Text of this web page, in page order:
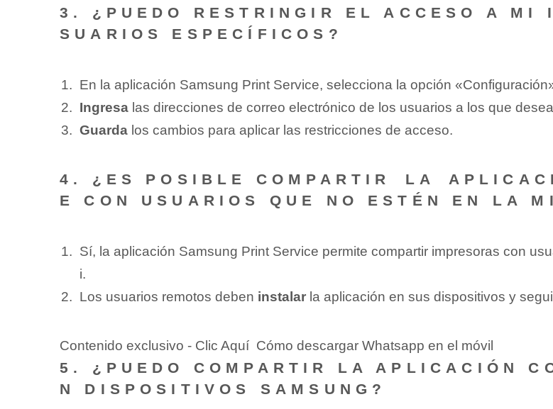
3. ¿PUEDO RESTRINGIR EL ACCESO A MI
SUARIOS ESPECÍFICOS?
En la aplicación Samsung Print Service, selecciona ⁤la⁢ opción
Ingresalas‍ direcciones de correo electrónico de los usuarios a los que
Guardalos cambios para⁢ aplicar las restricciones de acceso.
4. ¿ES POSIBLE ‌COMPARTIR⁢ LA⁣
E CON USUARIOS QUE NO ESTÉN EN LA
Sí, la aplicación Samsung⁤ Print⁣ Service permite compartir impresoras con
i.
Los usuarios remotos deben instalarla ⁤aplicación‌ en sus dispositivos y
Contenido exclusivo - Clic Aquí Cómo descargar Whatsapp en el móvil
5. ¿PUEDO COMPARTIR LA‌ APLICACIÓN
N DISPOSITIVOS SAMSUNG?